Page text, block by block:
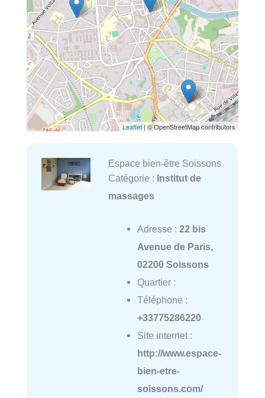
Leaflet | © OpenStreetMap contributors
Espace bien-être Soissons
Catégorie : Institut de
massages
Adresse : 22 bis
Avenue de Paris,
02200 Soissons
Quartier :
Téléphone :
+33775286220
Site internet :
http://www.espace-
bien-etre-
soissons.com/